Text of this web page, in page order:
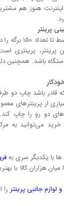
اینترنت هنوز هم
پرینتر
هر پرینتر قادر است
پرینتر، پرینتری
باشد. همچنین
قادر باشد چاپ دو
از پرینتر‌های
دو رو را چاپ
می‌توانید به
ها با یکدیگر سری به
هزاران کالا با
لوازم جانبی پرینتر